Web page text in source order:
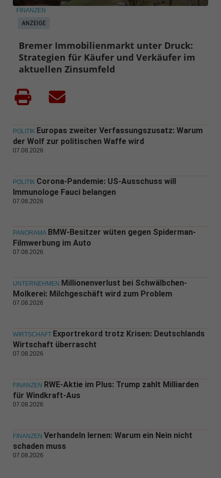
ANZEIGE
FINANZEN
Bremer Immobilienmarkt unter Druck:
Strategien für Käufer und Verkäufer im
aktuellen Zinsumfeld
POLITIK Europas zweiter Verfassungszusatz: Warum
der Wolf zur politischen Waffe wird
07.08.2026
POLITIK Corona-Pandemie: US-Ausschuss will
Immunologe Fauci belangen
07.08.2026
PANORAMA BMW-Besitzer wüten gegen Spiderman-
Filmwerbung im Auto
07.08.2026
UNTERNEHMEN Millionenverlust bei Schwälbchen-
Molkerei: Milchgeschäft wird zum Problem
07.08.2026
WIRTSCHAFT Exportrekord trotz Krisen: Deutschlands
Wirtschaft überrascht
07.08.2026
FINANZEN RWE-Aktie im Plus: Trump zahlt Milliarden
für Windkraft-Aus
07.08.2026
FINANZEN Verhandeln lernen: Warum ein Nein nicht
schaden muss
07.08.2026